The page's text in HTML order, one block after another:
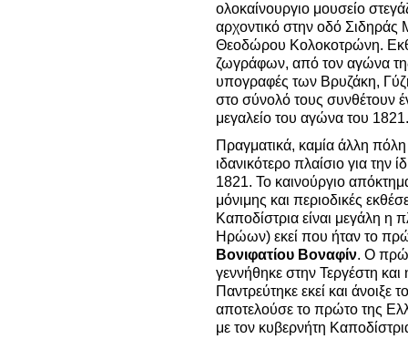
ολοκαίνουργιο μουσείο
αρχοντικό στην οδό
Θεοδώρου Κολοκοτρώνη.
ζωγράφων, από τον αγώνα
υπογραφές των Βρυζάκη,
στο σύνολό τους συνθέτουν
μεγαλείο του αγώνα του
Πραγματικά, καμία άλλη
ιδανικότερο πλαίσιο για την
1821. Το καινούργιο
μόνιμης και περιοδικές
Καποδίστρια είναι μεγάλη η
Ηρώων) εκεί που ήταν το
Βονιφατίου Βοναφίν. Ο
γεννήθηκε στην Τεργέστη
Παντρεύτηκε εκεί και
αποτελούσε το πρώτο της
με τον κυβερνήτη